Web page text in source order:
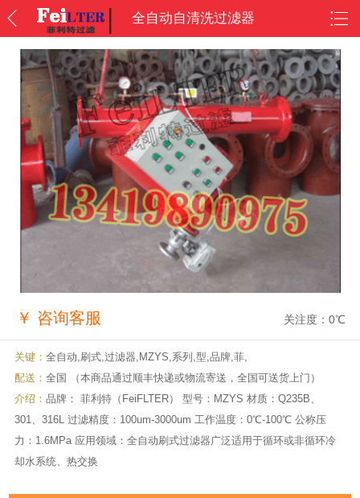
全自动自清洗过滤器
￥ 咨询客服 关注度： 0℃
关键： 全自动,刷式,过滤器,MZYS,系列,型,品牌,菲,
配送： 全国 （本商品通过顺丰快递或物流寄送，全国可送货上门）
介绍： 品牌： 菲利特（FeiFLTER） 型号：MZYS 材质：Q235B、
301、316L 过滤精度：100um-3000um 工作温度：0℃-100℃ 公称压
力：1.6MPa 应用领域：全自动刷式过滤器广泛适用于循环或非循环冷
却水系统、热交换